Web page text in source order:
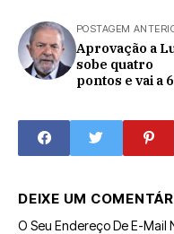
POSTAGEM
Aprovação a
sobe quatro
pontos e vai a
DEIXE UM
O Seu Endereço De E-Mail